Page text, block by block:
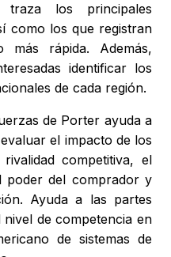
traza los principales
como los que registran
más rápida. Además,
identificar los
de cada región.
de Porter ayuda a
el impacto de los
competitiva, el
poder del comprador y
Ayuda a las partes
de competencia en
de sistemas de